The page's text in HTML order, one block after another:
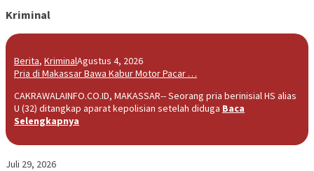
Kriminal
Berita, KriminalAgustus 4, 2026
Pria di Makassar Bawa Kabur Motor Pacar …
CAKRAWALAINFO.CO.ID, MAKASSAR-- Seorang pria berinisial HS alias
U (32) ditangkap aparat kepolisian setelah diduga Baca
Selengkapnya
Juli 29, 2026